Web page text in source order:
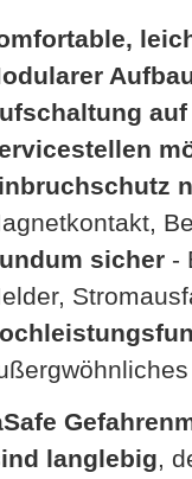
sicher -
langlebig,